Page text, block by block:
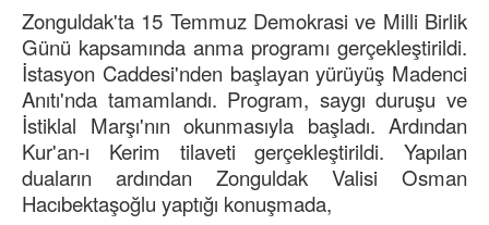
Zonguldak'ta 15 Temmuz Demokrasi ve Milli Birlik
Günü kapsamında anma programı gerçekleştirildi.
İstasyon Caddesi'nden başlayan yürüyüş Madenci
Anıtı'nda tamamlandı. Program, saygı duruşu ve
İstiklal Marşı'nın okunmasıyla başladı. Ardından
Kur'an-ı Kerim tilaveti gerçekleştirildi. Yapılan
duaların ardından Zonguldak Valisi Osman
Hacıbektaşoğlu yaptığı konuşmada,